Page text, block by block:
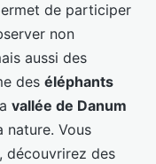
de participer
non
aussi des
des éléphants
vallée de Danum
nature. Vous
découvrirez des